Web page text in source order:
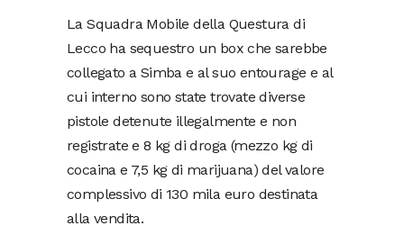
La Squadra Mobile della Questura di
Lecco ha sequestro un box che sarebbe
collegato a Simba e al suo entourage e al
cui interno sono state trovate diverse
pistole detenute illegalmente e non
registrate e 8 kg di droga (mezzo kg di
cocaina e 7,5 kg di marijuana) del valore
complessivo di 130 mila euro destinata
alla vendita.